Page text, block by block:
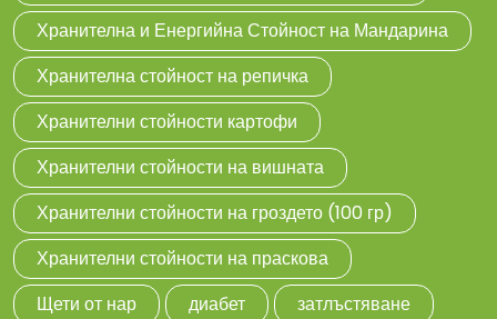
Хранителна и Енергийна Стойност на Мандарина
Хранителна стойност на репичка
Хранителни стойности картофи
Хранителни стойности на вишната
Хранителни стойности на гроздето (100 гр)
Хранителни стойности на праскова
Щети от нар
диабет затлъстяване